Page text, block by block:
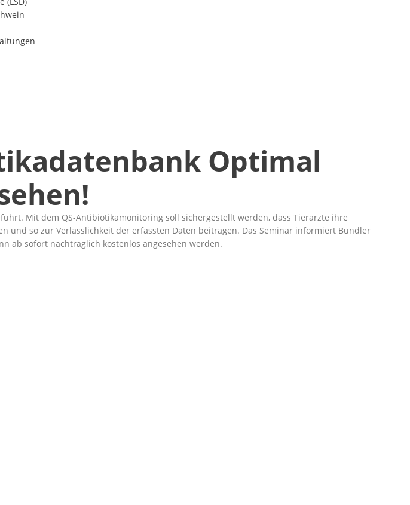
Optimal
Mit dem QS-Antibiotikamonitoring soll sichergestellt werden, dass Tierärzte ihre
und so zur Verlässlichkeit der erfassten Daten beitragen. Das Seminar informiert Bündler
ab sofort nachträglich kostenlos angesehen werden.